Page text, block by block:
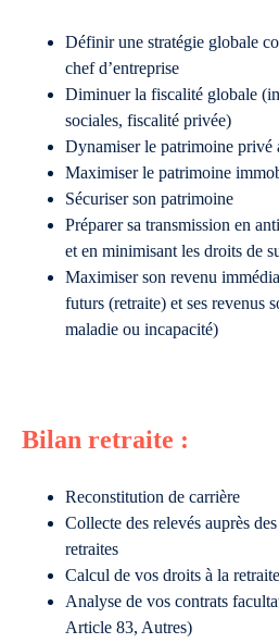
Définir une stratégie globale
chef d’entreprise
Diminuer la fiscalité globale
sociales, fiscalité privée)
Dynamiser le patrimoine privé
Maximiser le patrimoine
Sécuriser son patrimoine
Préparer sa transmission en
et en minimisant les droits de
Maximiser son revenu
futurs (retraite) et ses revenus
maladie ou incapacité)
Bilan retraite :
Reconstitution de carrière
Collecte des relevés auprès
retraites
Calcul de vos droits à la retraite
Analyse de vos contrats
Article 83, Autres)